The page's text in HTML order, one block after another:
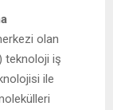
olan
teknoloji iş
ile